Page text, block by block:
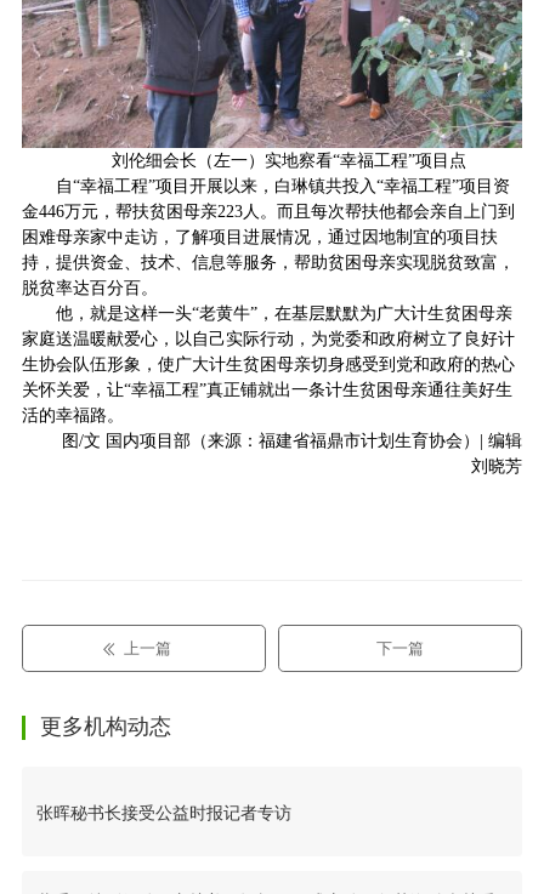
刘伦细会长（左一）实地察看“幸福工程”项目点
自“幸福工程”项目开展以来，白琳镇共投入“幸福工程”项目资
金446万元，帮扶贫困母亲223人。而且每次帮扶他都会亲自上门到
困难母亲家中走访，了解项目进展情况，通过因地制宜的项目扶
持，提供资金、技术、信息等服务，帮助贫困母亲实现脱贫致富，
脱贫率达百分百。
他，就是这样一头“老黄牛”，在基层默默为广大计生贫困母亲
家庭送温暖献爱心，以自己实际行动，为党委和政府树立了良好计
生协会队伍形象，使广大计生贫困母亲切身感受到党和政府的热心
关怀关爱，让“幸福工程”真正铺就出一条计生贫困母亲通往美好生
活的幸福路。
图/文 国内项目部（来源：福建省福鼎市计划生育协会）| 编辑
刘晓芳
上一篇 下一篇
更多机构动态
张晖秘书长接受公益时报记者专访